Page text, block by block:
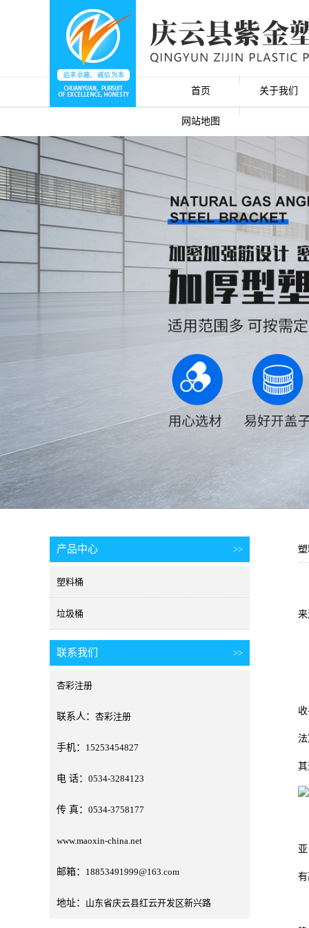
首页 关于我们
网站地图
产品中心 >>
塑料桶
垃圾桶
联系我们 >>
杏彩注册
联系人： 杏彩注册
手机： 15253454827
电 话： 0534-3284123
传 真： 0534-3758177
www.maoxin-china.net
邮箱： 18853491999@163.com
地址： 山东省庆云县红云开发区新兴路